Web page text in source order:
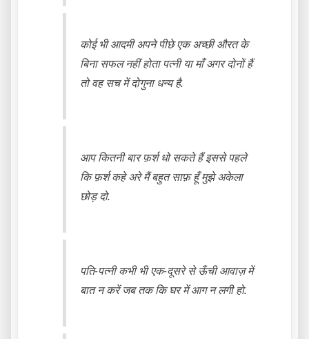
कोई भी आदमी अपने पीछे एक अच्छी औरत के
बिना सफल नहीं होता पत्नी या माँ अगर दोनों हैं
तो वह सच में दोगुना धन्य है.
आप कितनी बार फ़र्श धो सकते हैं इससे पहले
कि फ़र्श कहे अरे मैं बहुत साफ़ हूँ मुझे अकेला
छोड़ दो.
पति-पत्नी कभी भी एक-दूसरे से ऊँची आवाज़ में
बात न करें जब तक कि घर में आग न लगी हो.